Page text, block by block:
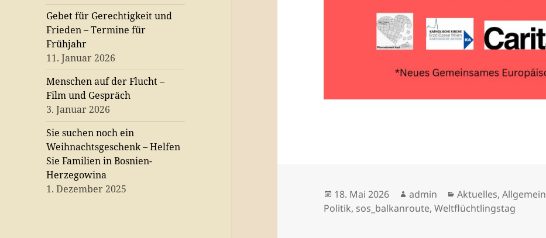
Gebet für Gerechtigkeit und
Frieden – Termine für
Frühjahr
11. Januar 2026
Menschen auf der Flucht –
Film und Gespräch
3. Januar 2026
Sie suchen noch ein
Weihnachtsgeschenk – Helfen
Sie Familien in Bosnien-
Herzegowina
1. Dezember 2025
Veröffentlicht
am
18. Mai 2026 Autor
admin Kategorien
Aktuelles,Allgemein
Politik, sos_balkanroute,Weltflüchtlingstag